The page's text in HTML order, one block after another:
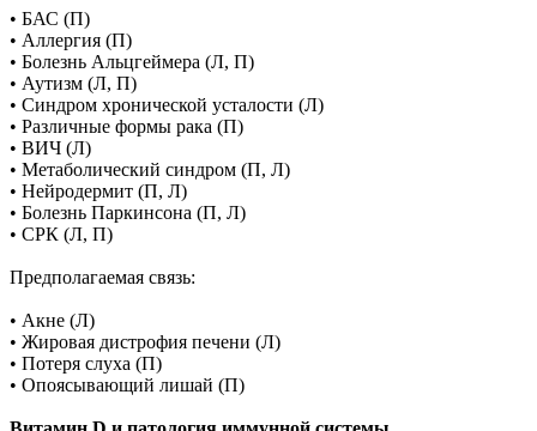
• БАС (П)
• Аллергия (П)
• Болезнь Альцгеймера (Л, П)
• Аутизм (Л, П)
• Синдром хронической усталости (Л)
• Различные формы рака (П)
• ВИЧ (Л)
• Метаболический синдром (П, Л)
• Нейродермит (П, Л)
• Болезнь Паркинсона (П, Л)
• СРК (Л, П)
Предполагаемая связь:
• Акне (Л)
• Жировая дистрофия печени (Л)
• Потеря слуха (П)
• Опоясывающий лишай (П)